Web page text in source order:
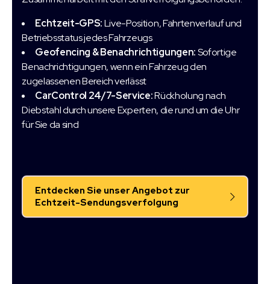
Echtzeit-GPS:Live-Position, Fahrtenverlauf und
Betriebsstatus jedes Fahrzeugs
Geofencing & Benachrichtigungen:Sofortige
Benachrichtigungen, wenn ein Fahrzeug den
zugelassenen Bereich verlässt
CarControl 24/7-Service:Rückholung nach
Diebstahl durch unsere Experten, die rund um die Uhr
für Sie da sind
Entdecken Sie unser Angebot zur
Echtzeit-Sendungsverfolgung